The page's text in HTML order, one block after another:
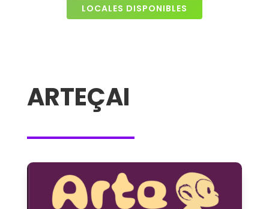
LOCALES DISPONIBLES
ARTEÇAI